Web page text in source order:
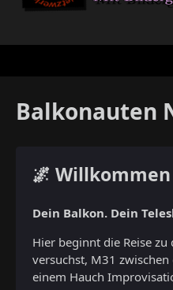
Balkonauten
🌌
Dein Balkon. Dein
Hier beginnt die Reise
versuchst, M31
einem Hauch